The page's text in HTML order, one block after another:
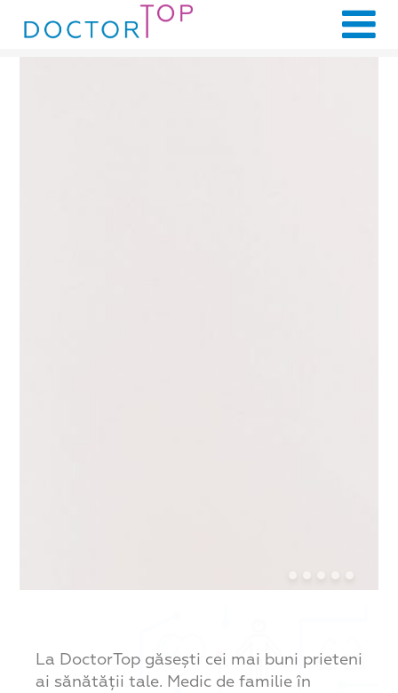
La DoctorTop găsești cei mai buni prieteni
ai sănătății tale. Medic de familie în